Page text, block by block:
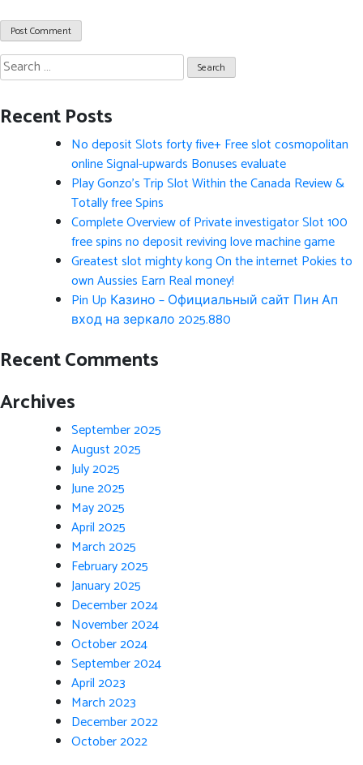
Search
for:
Recent Posts
No deposit Slots forty five+ Free slot cosmopolitan
online Signal-upwards Bonuses evaluate
Play Gonzo’s Trip Slot Within the Canada Review &
Totally free Spins
Complete Overview of Private investigator Slot 100
free spins no deposit reviving love machine game
Greatest slot mighty kong On the internet Pokies to
own Aussies Earn Real money!
Pin Up Казино – Официальный сайт Пин Ап
вход на зеркало 2025.880
Recent Comments
Archives
September 2025
August 2025
July 2025
June 2025
May 2025
April 2025
March 2025
February 2025
January 2025
December 2024
November 2024
October 2024
September 2024
April 2023
March 2023
December 2022
October 2022